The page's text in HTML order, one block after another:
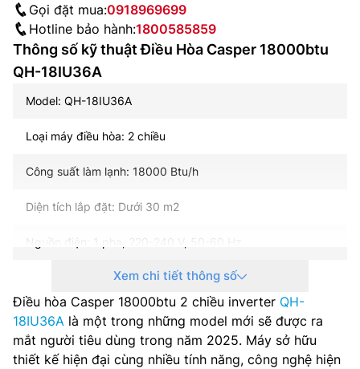
Gọi đặt mua:0918969699
Hotline bảo hành:1800585859
Thông số kỹ thuật Điều Hòa Casper 18000btu
QH-18IU36A
Model: QH-18IU36A
Loại máy điều hòa: 2 chiều
Công suất làm lạnh: 18000 Btu/h
Diện tích lắp đặt: Dưới 30 m2
Nguồn điện: 1 pha, 220-240 V, 50-60 Hz
Hiệu suất năng lượng: 5 sao/CSPF: 5.04
Điện năng tiêu thụ (lạnh/sưởi): 1750/1350 W
Công nghệ inverter: Có
Xem chi tiết thông số
Điều hòa Casper 18000btu 2 chiều inverter QH-
18IU36A là một trong những model mới sẽ được ra
mắt người tiêu dùng trong năm 2025. Máy sở hữu
thiết kế hiện đại cùng nhiều tính năng, công nghệ hiện